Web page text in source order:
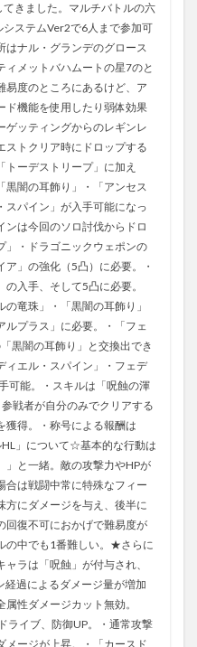
きました。マルチバトルの六
ステムVer2で6人まで参加可
はナル・グランデのグロース
メットバハムートの星7のと
易度のところにあるけど、ア
ド機能を使用したり弱体効果
ゲッティングからのレギンレ
ストクリア時にドロップする
ーデストリープ」に加え
黒闇の耳飾り」・「アンセス
スパイン」が入手可能になっ
は今回のソロ討伐からドロ
」・ドラゴニックウェポンの
」の強化（5凸）に必要。・
入手、そして5凸に必要。
の竜珠」・「黒闇の耳飾り」
ルプラス」に必要。・「フェ
黒闇の耳飾り」と交換出でき
ィエル・スパイン」・フェデ
可能。・スキルは「呪蝕の渾
戦者が自分のみでクリアする
獲得。・称号による報酬は
HL」について☆基本的な行動は
」と一緒。敵の攻撃力やHPが
は戦闘中常に特殊なフィー
方にダメージを与え、後半に
回復不可におかげで難易度が
の中でも1番難しい。★さらに
ラは「呪蝕」が付与され、
経過によるダメージ量が増加
性ダメージカット無効。
ライブ、防御UP。・通常攻撃
メージが上昇。・「カースド